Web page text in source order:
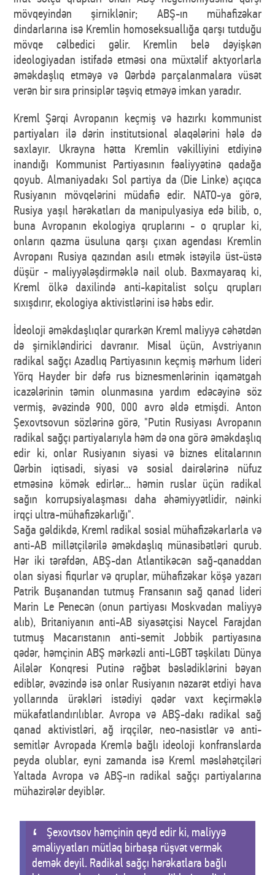
mövqeyindən şirniklənir; ABŞ-ın mühafizəkar
dindarlarına isə Kremlin homoseksuallığa qarşı tutduğu
mövqe cəlbedici gəlir. Kremlin belə dəyişkən
ideologiyadan istifadə etməsi ona müxtəlif aktyorlarla
əməkdaşlıq etməyə və Qərbdə parçalanmalara vüsət
verən bir sıra prinsiplər təşviq etməyə imkan yaradır.
Kreml Şərqi Avropanın keçmiş və hazırkı kommunist
partiyaları ilə dərin institutsional əlaqələrini hələ də
saxlayır. Ukrayna hətta Kremlin vəkilliyini etdiyinə
inandığı Kommunist Partiyasının fəaliyyətinə qadağa
qoyub. Almaniyadakı Sol partiya da (Die Linke) açıqca
Rusiyanın mövqelərini müdafiə edir. NATO-ya görə,
Rusiya yaşıl hərəkatları da manipulyasiya edə bilib, o,
buna Avropanın ekologiya qruplarını - o qruplar ki,
onların qazma üsuluna qarşı çıxan agendası Kremlin
Avropanı Rusiya qazından asılı etmək istəyilə üst-üstə
düşür - maliyyələşdirməklə nail olub. Baxmayaraq ki,
Kreml ölkə daxilində anti-kapitalist solçu qrupları
sıxışdırır, ekologiya aktivistlərini isə həbs edir.
İdeoloji əməkdaşlıqlar qurarkən Kreml maliyyə cəhətdən
də şirnikləndirici davranır. Misal üçün, Avstriyanın
radikal sağçı Azadlıq Partiyasının keçmiş mərhum lideri
Yörq Hayder bir dəfə rus biznesmenlərinin iqamətgah
icazələrinin təmin olunmasına yardım edəcəyinə söz
vermiş, əvəzində 900, 000 avro əldə etmişdi. Anton
Şexovtsovun sözlərinə görə, "Putin Rusiyası Avropanın
radikal sağçı partiyalarıyla həm də ona görə əməkdaşlıq
edir ki, onlar Rusiyanın siyasi və biznes elitalarının
Qərbin iqtisadi, siyasi və sosial dairələrinə nüfuz
etməsinə kömək edirlər... həmin ruslar üçün radikal
sağın korrupsiyalaşması daha əhəmiyyətlidir, nəinki
irqçi ultra-mühafizəkarlığı".
Sağa gəldikdə, Kreml radikal sosial mühafizəkarlarla və
anti-AB millətçilərilə əməkdaşlıq münasibətləri qurub.
Hər iki tərəfdən, ABŞ-dan Atlantikəcən sağ-qanaddan
olan siyasi fiqurlar və qruplar, mühafizəkar köşə yazarı
Patrik Buşanandan tutmuş Fransanın sağ qanad lideri
Marin Le Penecən (onun partiyası Moskvadan maliyyə
alıb), Britaniyanın anti-AB siyasətçisi Naycel Farajdan
tutmuş Macarıstanın anti-semit Jobbik partiyasına
qədər, həmçinin ABŞ mərkəzli anti-LGBT təşkilatı Dünya
Ailələr Konqresi Putinə rəğbət bəslədiklərini bəyan
ediblər, əvəzində isə onlar Rusiyanın nəzarət etdiyi hava
yollarında ürəkləri istədiyi qədər vaxt keçirməklə
mükafatlandırılıblar. Avropa və ABŞ-dakı radikal sağ
qanad aktivistləri, ağ irqçilər, neo-nasistlər və anti-
semitlər Avropada Kremlə bağlı ideoloji konfranslarda
peyda olublar, eyni zamanda isə Kreml məsləhətçiləri
Yaltada Avropa və ABŞ-ın radikal sağçı partiyalarına
mühazirələr deyiblər.
Şexovtsov həmçinin qeyd edir ki, maliyyə
əməliyyatları mütləq birbaşa rüşvət vermək
demək deyil. Radikal sağçı hərəkatlara bağlı